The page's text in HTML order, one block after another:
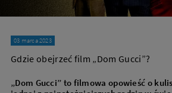
03 marca 2023
Gdzie obejrzeć film „Dom Gucci”?
„Dom Gucci” to filmowa opowieść o